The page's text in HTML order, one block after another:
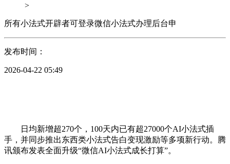
>
所有小法式开辟者可登录微信小法式办理后台申
发布时间：
2026-04-22 05:49
日均新增超270个，100天内已有超27000个AI小法式插
手，并同步推出东西类小法式告白变现激励等多项新行动。腾
讯颁布发表全面升级“微信AI小法式成长打算”。